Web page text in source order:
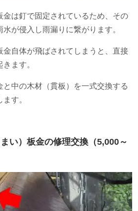
金は釘で固定されているため、その
が侵入し雨漏りに繋がります。
金自体が飛ばされてしまうと、直接
ます。
と中の木材（貫板）を一式交換する
す。
い）板金の修理交換（5,000～